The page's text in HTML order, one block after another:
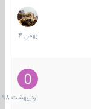
30
بهمن
1404
10
1398